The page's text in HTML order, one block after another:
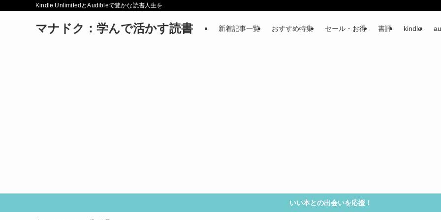
Kindle UnlimitedとAudibleで豊かな読書人生を
マナドク：学んで活かす読書 新着記事一覧 おすすめ特集 セール・お得 書評 kindle
いい本との出会いを応援！